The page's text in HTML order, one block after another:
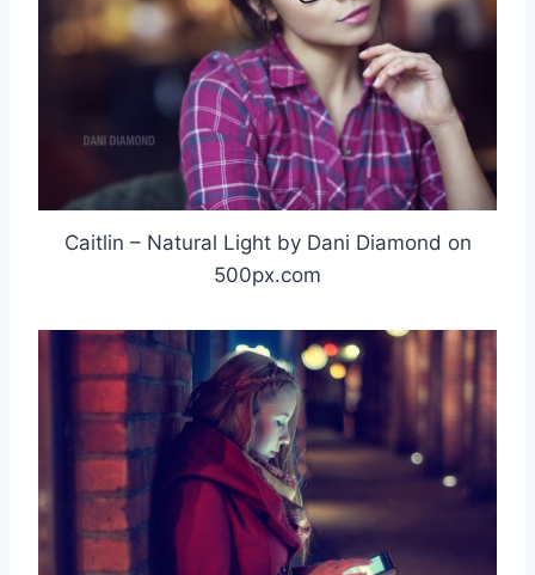
Caitlin – Natural Light by Dani Diamond on
500px.com